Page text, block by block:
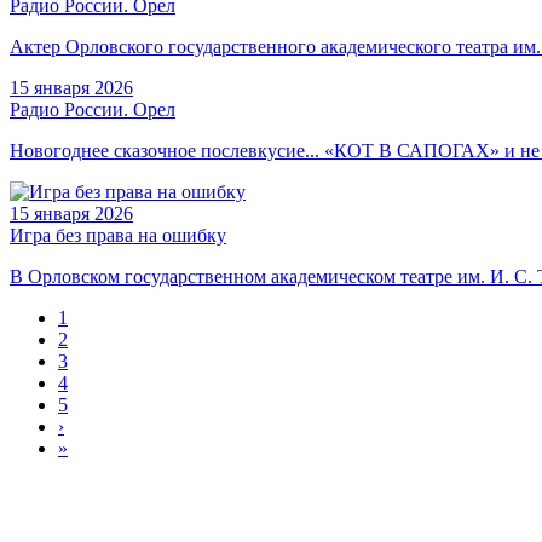
Радио России. Орел
Актер Орловского государственного академического
15 января 2026
Радио России. Орел
Новогоднее сказочное послевкусие... «КОТ В САПОГАХ» и не
15 января 2026
Игра без права на ошибку
В Орловском государственном академическом театре им. И.
1
2
3
4
5
›
»